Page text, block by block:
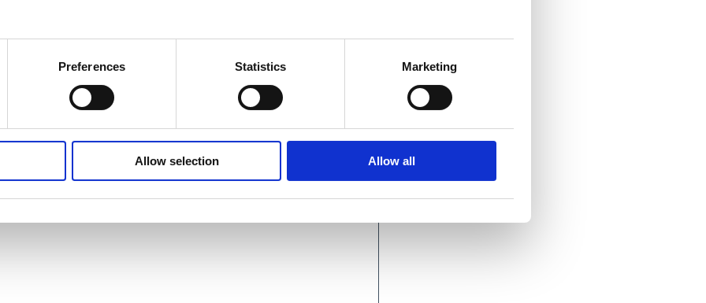
Preferences Statistics Marketing
Allow selection Allow all
morgenmadsbuffet i Restaurant Alsik fra
et bredt udvalg af friskbagt brød fra eget bageri,
kaffe, te samt vores velsmagende udvalg af saft
Spa Pool frem til kl. 13.30. Her kan du slappe
i sauna og dampbad, forkæle fødderne i Foot
fra de 2 udendørs opvarmede saltvandspools